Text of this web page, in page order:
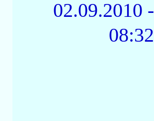
02.09.2010 -
08:32